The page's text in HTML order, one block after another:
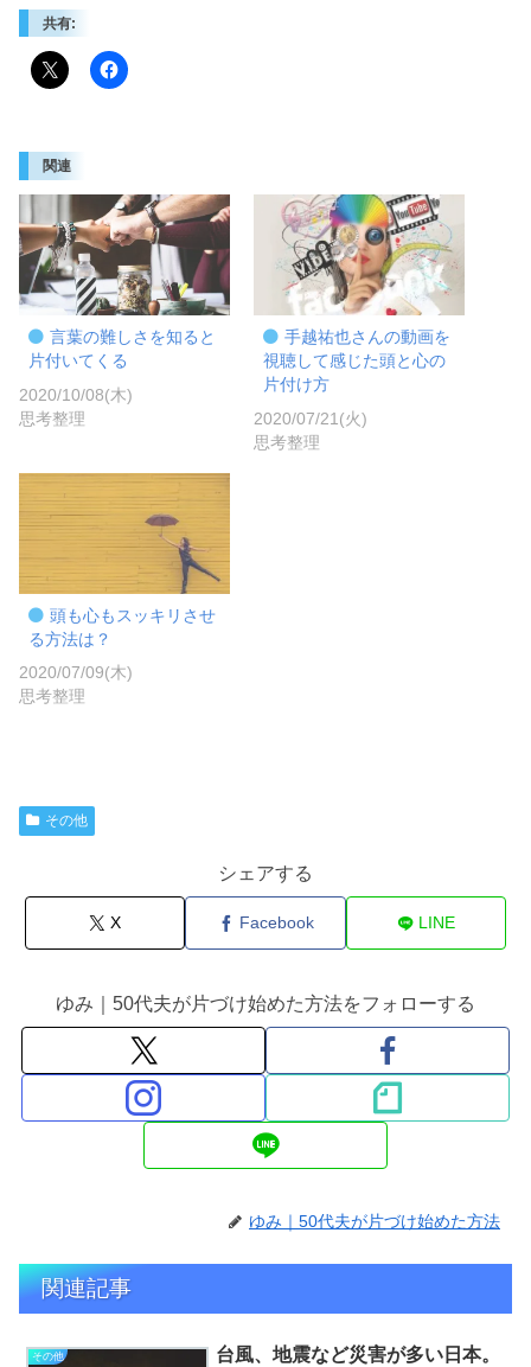
共有:
関連
言葉の難しさを知ると
片付いてくる
2020/10/08(木)
思考整理
手越祐也さんの動画を
視聴して感じた頭と心の
片付け方
2020/07/21(火)
思考整理
頭も心もスッキリさせ
る方法は？
2020/07/09(木)
思考整理
その他
シェアする
X Facebook LINE
ゆみ｜50代夫が片づけ始めた方法をフォローする
ゆみ｜50代夫が片づけ始めた方法
関連記事
その他
台風、地震など災害が多い日本。